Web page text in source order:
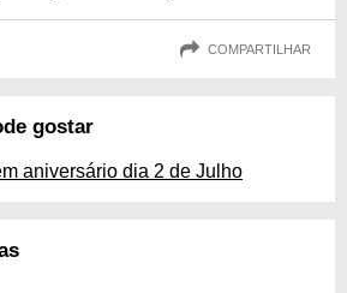
COMPARTILHAR
gostar
aniversário dia 2 de Julho